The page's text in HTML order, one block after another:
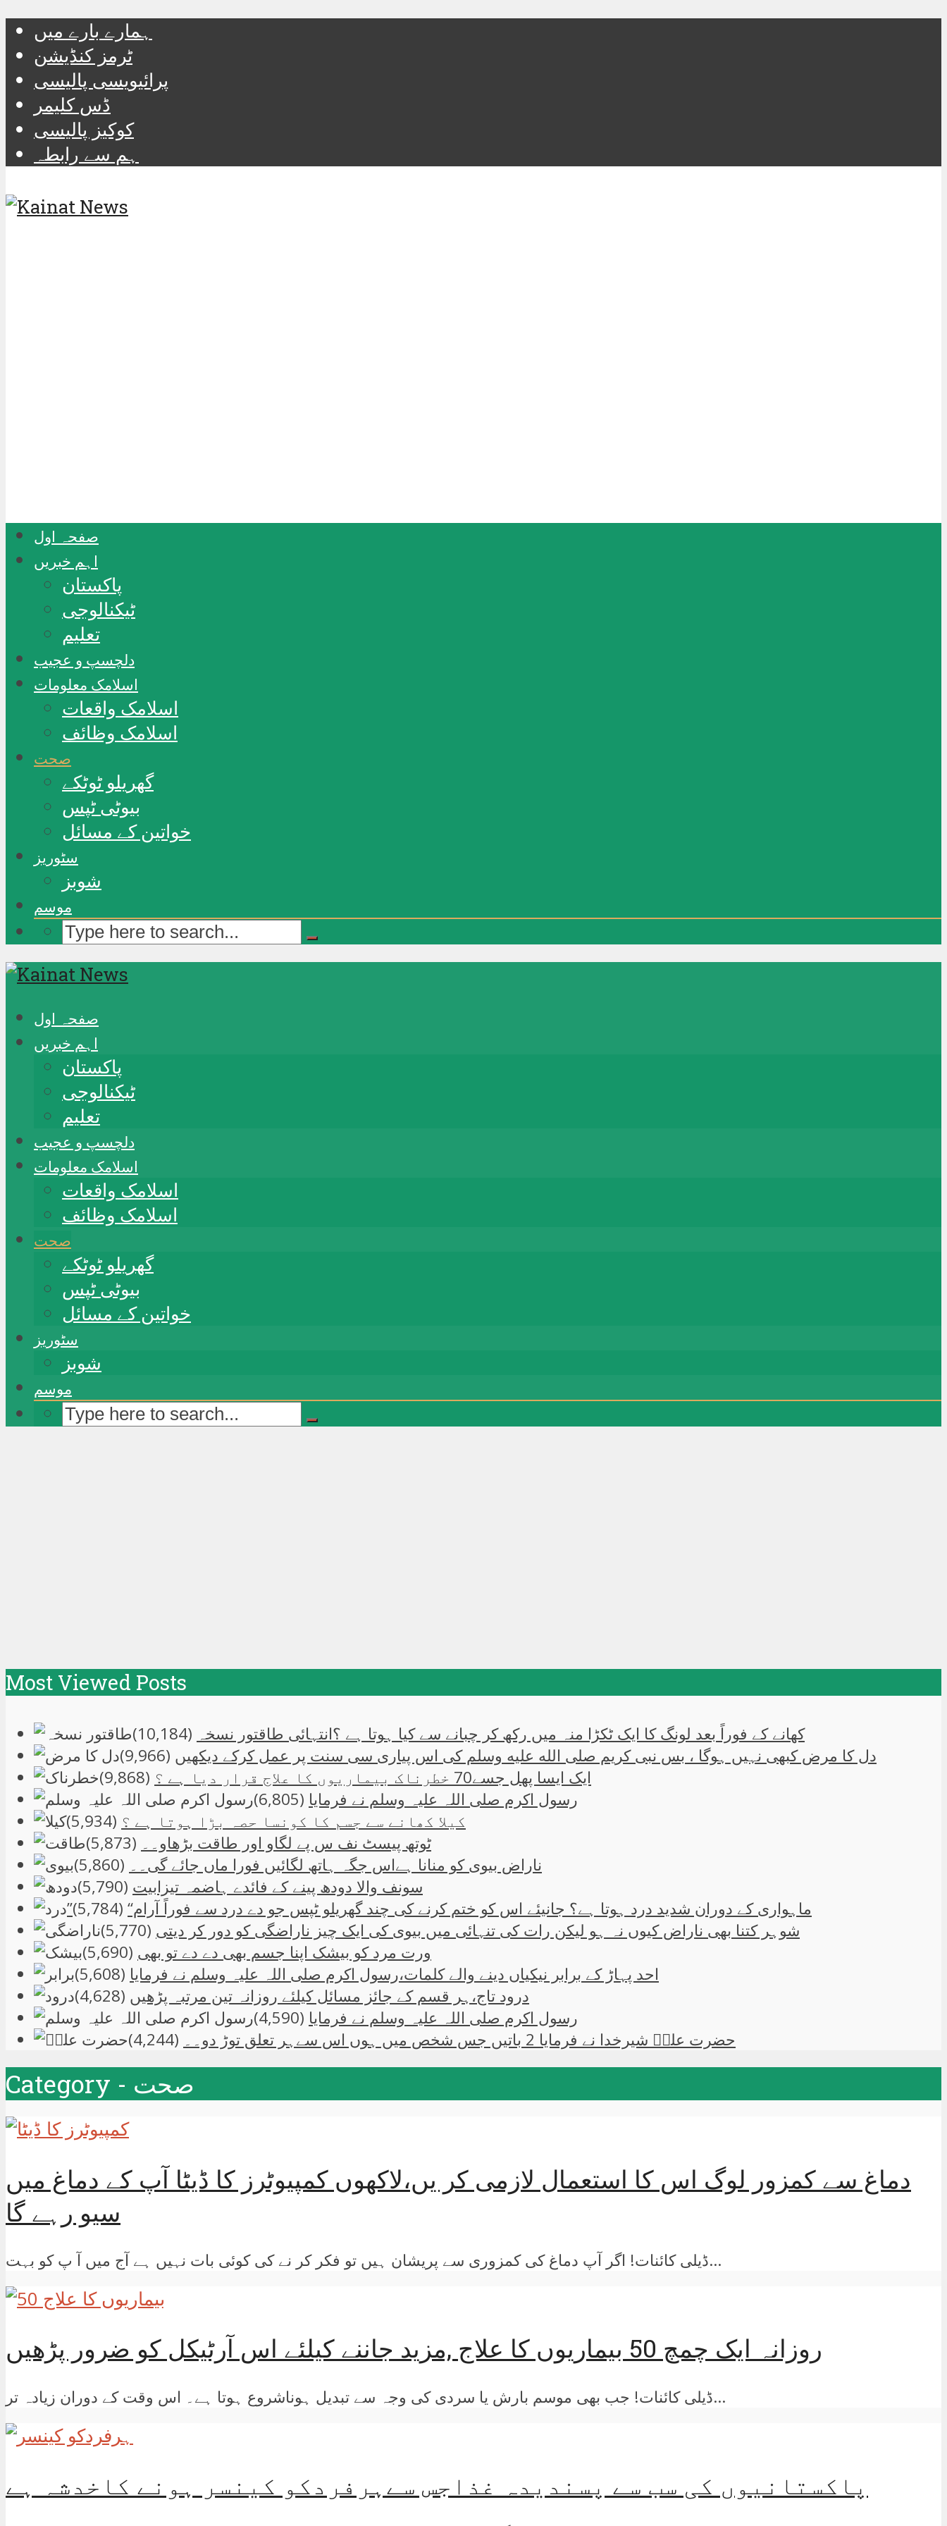
ہمارے بارے میں
ٹرمز کنڈیشن
پرائیویسی پالیسی
ڈس کلیمر
کوکیز پالیسی
ہم سے رابطہ
صفحہ اول
اہم خبریں
پاکستان
ٹیکنالوجی
تعلیم
دلچسپ و عجیب
اسلامک معلومات
اسلامک واقعات
اسلامک وظائف
صحت
گھریلو ٹوٹکے
بیوٹی ٹپس
خواتین کے مسائل
سٹوریز
شوبز
موسم
صفحہ اول
اہم خبریں
پاکستان
ٹیکنالوجی
تعلیم
دلچسپ و عجیب
اسلامک معلومات
اسلامک واقعات
اسلامک وظائف
صحت
گھریلو ٹوٹکے
بیوٹی ٹپس
خواتین کے مسائل
سٹوریز
شوبز
موسم
Most Viewed Posts
کھانے کے فوراً بعد لونگ کا ایک ٹکڑا منہ میں رکھ کر چبانے سے کیا ہوتا ہے ؟انتہائی طاقتور نسخہ (10,184)
دل کا مرض کبھی نہیں ہوگا ، بس نبی کریم صلی الله علیه وسلم کی اس پیاری سی سنت پر عمل کرکے دیکھیں (9,966)
ایک ایسا پھل جسے70 خطرناک بیماریوں کا علاج قرار دیا ہے ؟
(9,868)
رسول اکرم صلی اللہ علیہ وسلم نے فرمایا (6,805)
کیلا کھانے سے جسم کا کونسا حصہ بڑا ہوتا ہے ؟ (5,934)
ٹوتھ پیسٹ نف س پے لگاو اور طاقت بڑھاو۔۔ (5,873)
ناراض بیوی کو منانا ہےاس جگہ ہاتھ لگائیں فورا ماں جائے گی۔۔ (5,860)
سونف والا دودھ پینے کے فائدے ہاضمہ تیزابیت (5,790)
”ماہواری کے دوران شدید درد ہوتا ہے؟ جانیئے اس کو ختم کرنے کی چند گھریلو ٹپس جو دے درد سے فوراً آرام“ (5,784)
شوہر کتنا بھی ناراض کیوں نہ ہو لیکن رات کی تنہائی میں بیوی کی ایک چیز ناراضگی کو دور کر دیتی (5,770)
ورت مرد کو بیشک اپنا جسم بھی دے دے تو بھی (5,690)
احد پہاڑ کے برابر نیکیاں دینے والے کلمات،رسول اکرم صلی اللہ علیہ وسلم نے فرمایا (5,608)
درود تاج،ہر قسم کے جائز مسائل کیلئے روزانہ تین مرتبہ پڑھیں (4,628)
رسول اکرم صلی اللہ علیہ وسلم نے فرمایا (4,590)
حضرت علیؑ شیرخدا نے فرمایا 2 باتیں جس شخص میں ہوں اس سےہر تعلق توڑ دو۔۔
(4,244)
Category - صحت
دماغ سے کمزور لوگ اس کا استعمال لازمی کر یں،لاکھوں کمپیوٹرز کا ڈیٹا آپ کے دماغ میں
سیو رہے گا
ڈیلی کائنات! اگر آپ دماغ کی کمزوری سے پریشان ہیں تو فکر کر نے کی کوئی بات نہیں ہے آج میں آ پ کو بہت...
روزانہ ایک چمچ 50 بیماریوں کا علاج ,مزید جاننے کیلئے اس آرٹیکل کو ضرور پڑھیں
ڈیلی کائنات! جب بھی موسم بارش یا سردی کی وجہ سے تبدیل ہوناشروع ہوتا ہے۔ اس وقت کے دوران زیادہ تر...
پاکستانیوں کی سب سے پسندیدہ غذاجس سےہرفردکو کینسر ہونے کاخدشہ ہے